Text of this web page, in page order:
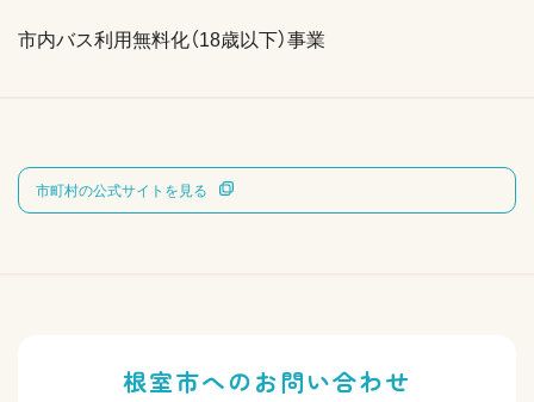
市内バス利用無料化（18歳以下）事業
市町村の公式サイトを見る
根室市へのお問い合わせ